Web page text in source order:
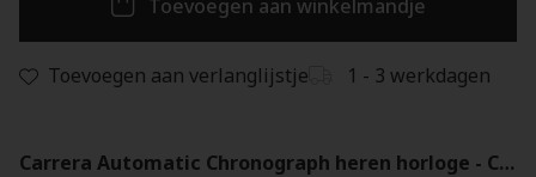
Toevoegen aan winkelmandje
Toevoegen aan verlanglijstje 1 - 3 werkdagen
Carrera Automatic Chronograph heren horloge - CBN2010.BA0642